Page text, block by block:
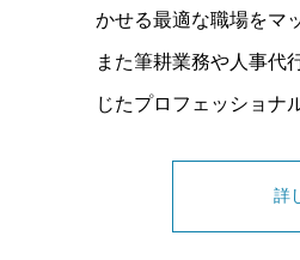
かせる最適な職場をマ
また筆耕業務や人事代
じたプロフェッショナ
詳